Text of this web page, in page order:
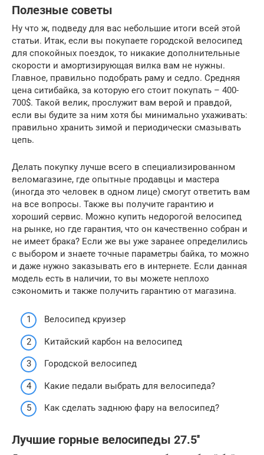
Полезные советы
Ну что ж, подведу для вас небольшие итоги всей этой
статьи. Итак, если вы покупаете городской велосипед
для спокойных поездок, то никакие дополнительные
скорости и амортизирующая вилка вам не нужны.
Главное, правильно подобрать раму и седло. Средняя
цена ситибайка, за которую его стоит покупать – 400-
700$. Такой велик, прослужит вам верой и правдой,
если вы будите за ним хотя бы минимально ухаживать:
правильно хранить зимой и периодически смазывать
цепь.
Делать покупку лучше всего в специализированном
веломагазине, где опытные продавцы и мастера
(иногда это человек в одном лице) смогут ответить вам
на все вопросы. Также вы получите гарантию и
хороший сервис. Можно купить недорогой велосипед
на рынке, но где гарантия, что он качественно собран и
не имеет брака? Если же вы уже заранее определились
с выбором и знаете точные параметры байка, то можно
и даже нужно заказывать его в интернете. Если данная
модель есть в наличии, то вы можете неплохо
сэкономить и также получить гарантию от магазина.
Велосипед круизер
Китайский карбон на велосипед
Городской велосипед
Какие педали выбрать для велосипеда?
Как сделать заднюю фару на велосипед?
Лучшие горные велосипеды 27.5′′